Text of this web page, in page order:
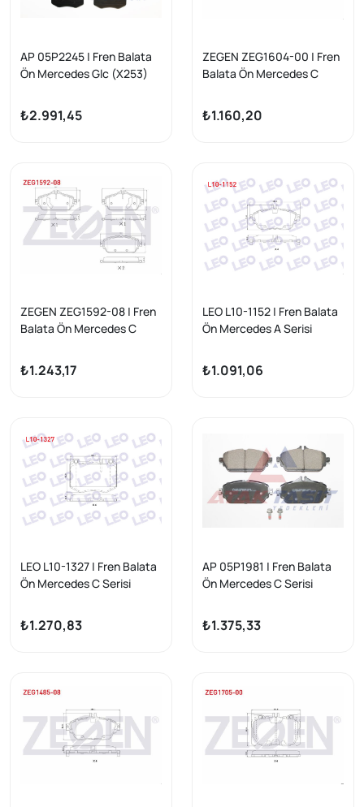
AP 05P2245 | Fren Balata
Ön Mercedes Glc (X253)
2016 -
₺2.991,45
ZEGEN ZEG1604-00 | Fren
Balata Ön Mercedes C
2014-/ C 250 Bluetec
2014-/ C 300 Bluetec
Glc (X253) 250 2015 -
₺1.160,20
ZEGEN ZEG1592-08 | Fren
Balata Ön Mercedes C
C Serisi (W205) C 180
Bluetec 2014 -
₺1.243,17
LEO L10-1152 | Fren Balata
Ön Mercedes A Serisi
2012-/ B Serisi (W246) B
160 2011-/ B 180 2011-/ Gla
₺1.091,06
LEO L10-1327 | Fren Balata
Ön Mercedes C Serisi
250 Bluetec 2014-/ C 300
Bluetec 2014-/ E Serisi
₺1.270,83
AP 05P1981 | Fren Balata
Ön Mercedes C Serisi
Serisi (W205) C 180
Bluetec 2014 -
₺1.375,33